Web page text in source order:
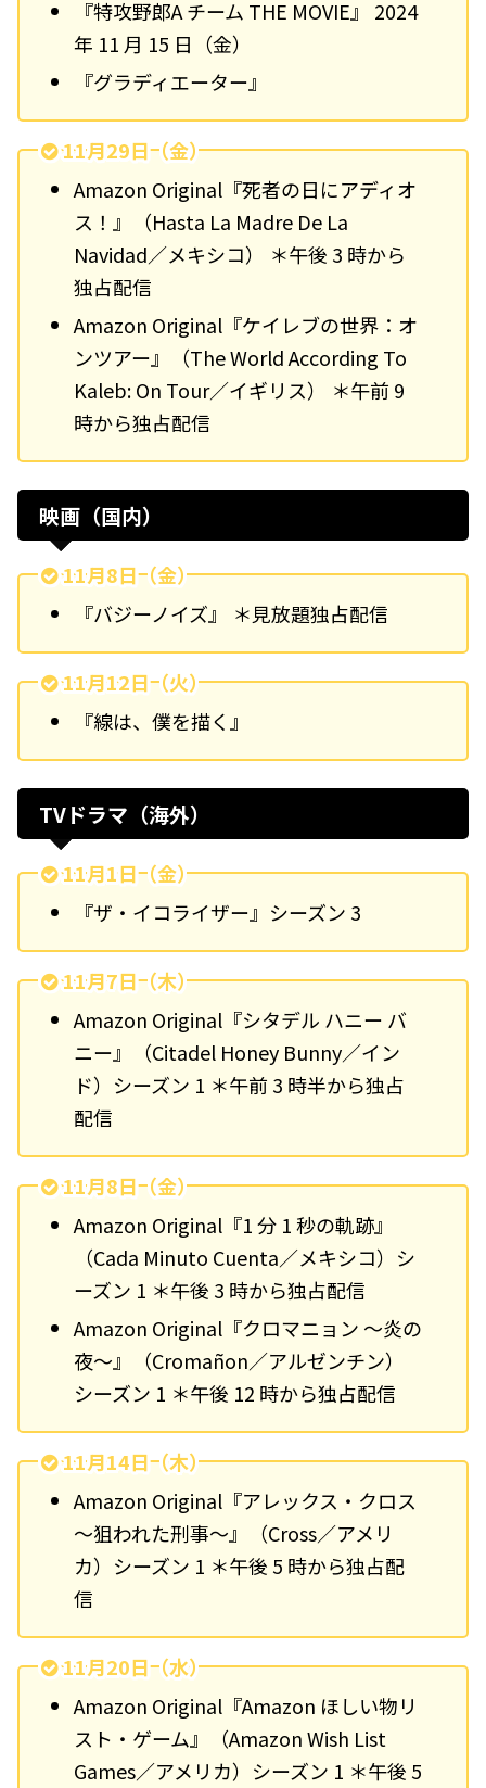
『特攻野郎A チーム THE MOVIE』 2024
年 11 月 15 日（金）
『グラディエーター』
11月29日（金）
Amazon Original『死者の日にアディオ
ス！』（Hasta La Madre De La
Navidad／メキシコ） ＊午後 3 時から
独占配信
Amazon Original『ケイレブの世界：オ
ンツアー』（The World According To
Kaleb: On Tour／イギリス） ＊午前 9
時から独占配信
映画（国内）
11月8日（金）
『バジーノイズ』 ＊見放題独占配信
11月12日（火）
『線は、僕を描く』
TVドラマ（海外）
11月1日（金）
『ザ・イコライザー』シーズン 3
11月7日（木）
Amazon Original『シタデル ハニー バ
ニー』（Citadel Honey Bunny／イン
ド）シーズン 1 ＊午前 3 時半から独占
配信
11月8日（金）
Amazon Original『1 分 1 秒の軌跡』
（Cada Minuto Cuenta／メキシコ）シ
ーズン 1 ＊午後 3 時から独占配信
Amazon Original『クロマニョン ～炎の
夜～』（Cromañon／アルゼンチン）
シーズン 1 ＊午後 12 時から独占配信
11月14日（木）
Amazon Original『アレックス・クロス
～狙われた刑事～』（Cross／アメリ
カ）シーズン 1 ＊午後 5 時から独占配
信
11月20日（水）
Amazon Original『Amazon ほしい物リ
スト・ゲーム』（Amazon Wish List
Games／アメリカ）シーズン 1 ＊午後 5